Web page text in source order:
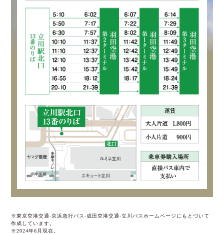
※東京空港交通‧京浜急⾏バス‧成⽥空港交通‧⽴川バスホームページにもとづいて
作成しています。
※2024年6⽉現在。